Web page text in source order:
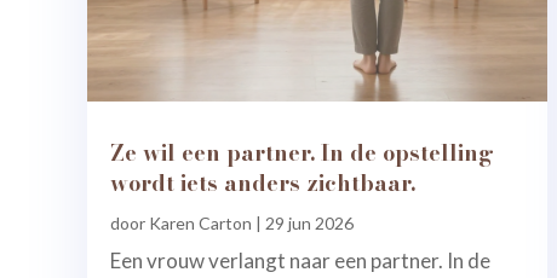
Ze wil een partner. In de opstelling
wordt iets anders zichtbaar.
door Karen Carton | 29 jun 2026
Een vrouw verlangt naar een partner. In de